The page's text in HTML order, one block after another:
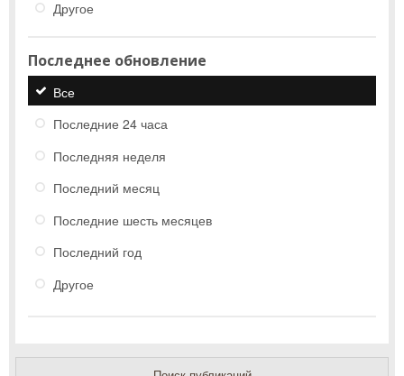
Другое
Последнее обновление
Все
Последние 24 часа
Последняя неделя
Последний месяц
Последние шесть месяцев
Последний год
Другое